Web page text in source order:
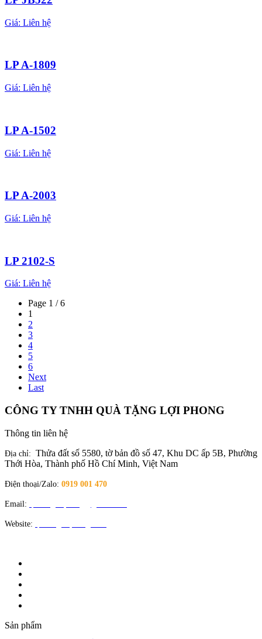
Giá: Liên hệ
LP A-1809
Giá: Liên hệ
LP A-1502
Giá: Liên hệ
LP A-2003
Giá: Liên hệ
LP 2102-S
Giá: Liên hệ
Page 1 / 6
1
2
3
4
5
6
Next
Last
CÔNG TY TNHH QUÀ TẶNG LỢI PHONG
Thông tin liên hệ
Địa chỉ: Thửa đất số 5580, tờ bản đồ số 47, Khu DC ấp 5B, Phường
Thới Hòa, Thành phố Hồ Chí Minh, Việt Nam
Điện thoại/Zalo: 0919 001 470
Email:
Website:
Sản phẩm